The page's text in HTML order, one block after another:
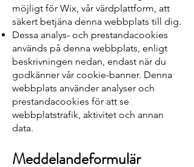
möjligt för Wix, vår värdplattform, att
säkert betjäna denna webbplats till dig.
Dessa analys- och prestandacookies
används på denna webbplats, enligt
beskrivningen nedan, endast när du
godkänner vår cookie-banner. Denna
webbplats använder analyser och
prestandacookies för att se
webbplatstrafik, aktivitet och annan
data.
Meddelandeformulär